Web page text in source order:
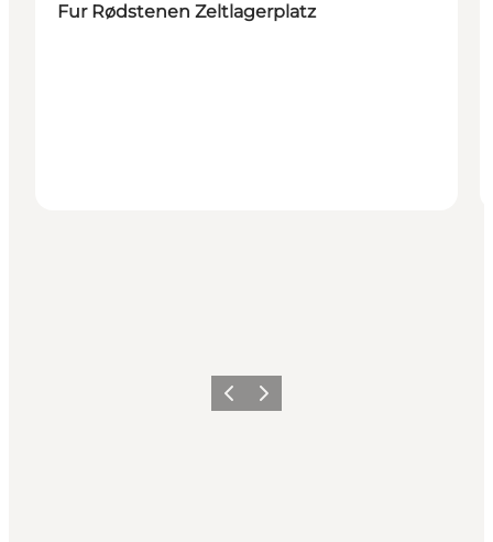
Fur Rødstenen Zeltlagerplatz
ZurückWeiter